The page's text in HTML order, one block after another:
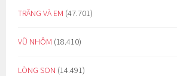
TRĂNG VÀ EM (47.701)
VŨ NHÔM (18.410)
LÒNG SON (14.491)